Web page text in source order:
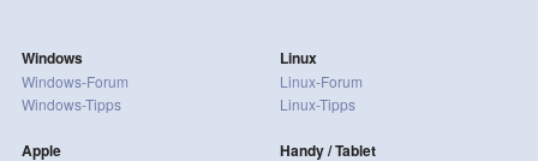
Windows
Windows-Forum
Windows-Tipps
Apple
Linux
Linux-Forum
Linux-Tipps
Handy / Tablet